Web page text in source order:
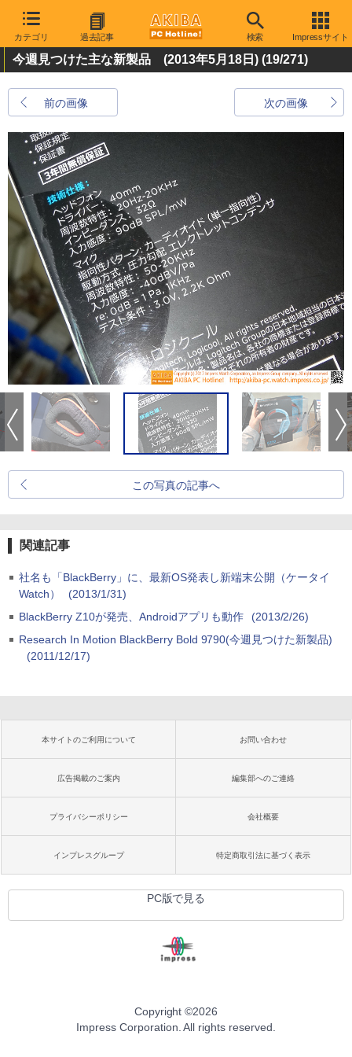
カテゴリ 過去記事 検索 Impressサイト
今週見つけた主な新製品 (2013年5月18日) (19/271)
前の画像 次の画像
この写真の記事へ
関連記事
社名も「BlackBerry」に、最新OS発表し新端末公開（ケータイ
Watch）
(2013/1/31)
BlackBerry Z10が発売、Androidアプリも動作
(2013/2/26)
Research In Motion BlackBerry Bold 9790(今週見つけた新製品)
(2011/12/17)
本サイトのご利用について お問い合わせ
広告掲載のご案内 編集部へのご連絡
プライバシーポリシー 会社概要
インプレスグループ 特定商取引法に基づく表示
PC版で見る
Copyright ©2026
Impress Corporation. All rights reserved.